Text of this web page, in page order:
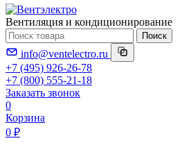
Вентиляция и кондиционирование
Поиск
info@ventelectro.ru
+7 (495) 926-26-78
+7 (800) 555-21-18
Заказать звонок
0
Корзина
0 ₽